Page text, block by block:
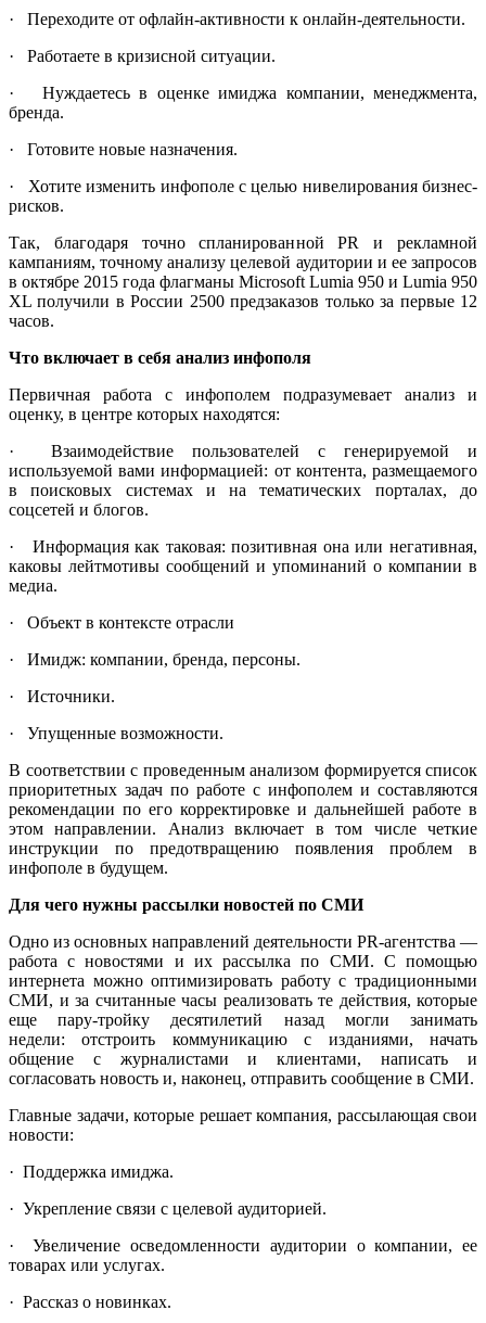
· Переходите от офлайн-активности к онлайн-деятельности.
· Работаете в кризисной ситуации.
· Нуждаетесь в оценке имиджа компании, менеджмента,
бренда.
· Готовите новые назначения.
· Хотите изменить инфополе с целью нивелирования бизнес-
рисков.
Так, благодаря точно спланированной PR и рекламной
кампаниям, точному анализу целевой аудитории и ее запросов
в октябре 2015 года флагманы Microsoft Lumia 950 и Lumia 950
XL получили в России 2500 предзаказов только за первые 12
часов.
Что включает в себя анализ инфополя
Первичная работа с инфополем подразумевает анализ и
оценку, в центре которых находятся:
· Взаимодействие пользователей с генерируемой и
используемой вами информацией: от контента, размещаемого
в поисковых системах и на тематических порталах, до
соцсетей и блогов.
· Информация как таковая: позитивная она или негативная,
каковы лейтмотивы сообщений и упоминаний о компании в
медиа.
· Объект в контексте отрасли
· Имидж: компании, бренда, персоны.
· Источники.
· Упущенные возможности.
В соответствии с проведенным анализом формируется список
приоритетных задач по работе с инфополем и составляются
рекомендации по его корректировке и дальнейшей работе в
этом направлении. Анализ включает в том числе четкие
инструкции по предотвращению появления проблем в
инфополе в будущем.
Для чего нужны рассылки новостей по СМИ
Одно из основных направлений деятельности PR-агентства —
работа с новостями и их рассылка по СМИ. С помощью
интернета можно оптимизировать работу с традиционными
СМИ, и за считанные часы реализовать те действия, которые
еще пару-тройку десятилетий назад могли занимать
недели: отстроить коммуникацию с изданиями, начать
общение с журналистами и клиентами, написать и
согласовать новость и, наконец, отправить сообщение в СМИ.
Главные задачи, которые решает компания, рассылающая свои
новости:
· Поддержка имиджа.
· Укрепление связи с целевой аудиторией.
· Увеличение осведомленности аудитории о компании, ее
товарах или услугах.
· Рассказ о новинках.